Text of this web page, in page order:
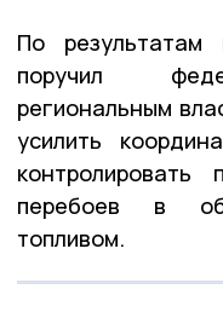
По результатам
поручил
региональным
усилить
перебоев в
топливом.